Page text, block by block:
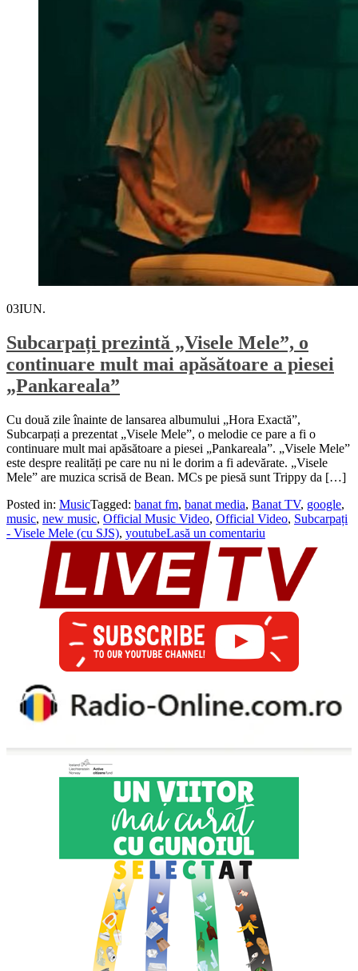
03IUN.
Subcarpați prezintă „Visele Mele”, o
continuare mult mai apăsătoare a piesei
„Pankareala”
Cu două zile înainte de lansarea albumului „Hora Exactă”,
Subcarpați a prezentat „Visele Mele”, o melodie ce pare a fi o
continuare mult mai apăsătoare a piesei „Pankareala”. „Visele Mele”
este despre realități pe care nu ni le dorim a fi adevărate. „Visele
Mele” are muzica scrisă de Bean. MCs pe piesă sunt Trippy da […]
Posted in: MusicTagged: banat fm, banat media, Banat TV, google,
music, new music, Official Music Video, Official Video, Subcarpați
- Visele Mele (cu SJS), youtubeLasă un comentariu